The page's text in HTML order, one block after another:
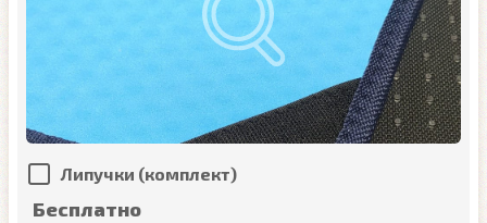
Липучки (комплект)
Бесплатно